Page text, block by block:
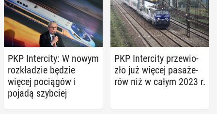
PKP In­ter­ci­ty: W nowym
roz­kła­dzie będzie
więcej po­cią­gów i
pojadą szyb­ciej
PKP In­ter­ci­ty prze­wio­
zło już więcej pa­sa­że­
rów niż w całym 2023 r.